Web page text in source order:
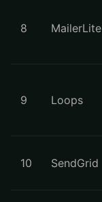
8 MailerLite
9 Loops
10 SendGrid